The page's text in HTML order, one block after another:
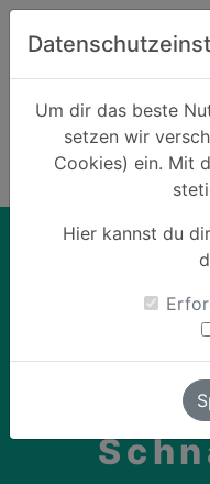
Um dir das beste
setzen wir
Cookies) ein. Mit
Hier kannst du
Schnäppchen